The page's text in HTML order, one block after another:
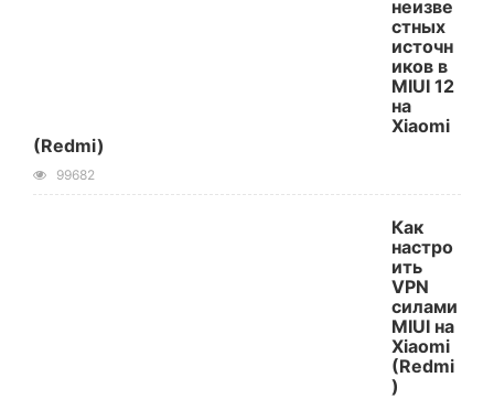
неизве
стных
источн
иков в
MIUI 12
на
Xiaomi
(Redmi)
99682
Как
настро
ить
VPN
силами
MIUI на
Xiaomi
(Redmi
)